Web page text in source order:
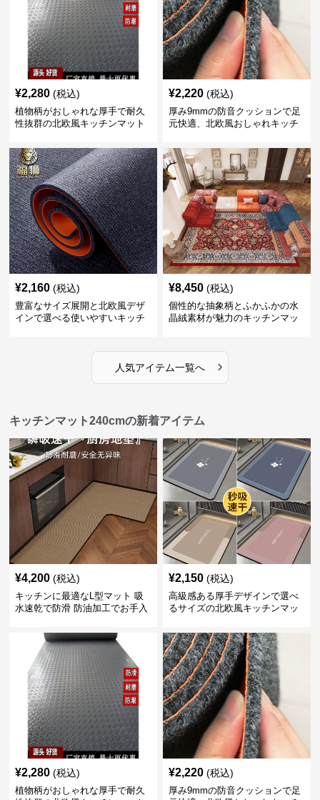
¥2,280 (税込)
植物柄がおしゃれな厚手で耐久
性抜群の北欧風キッチンマット
¥2,220 (税込)
厚み9mmの防音クッションで足
元快適、北欧風おしゃれキッチ
¥2,160 (税込)
豊富なサイズ展開と北欧風デザ
インで選べる使いやすいキッチ
¥8,450 (税込)
個性的な抽象柄とふかふかの水
晶絨素材が魅力のキッチンマッ
人気アイテム一覧へ ›
キッチンマット240cmの新着アイテム
¥4,200 (税込)
キッチンに最適なL型マット 吸
水速乾で防滑 防油加工でお手入
¥2,150 (税込)
高級感ある厚手デザインで選べ
るサイズの北欧風キッチンマッ
¥2,280 (税込)
植物柄がおしゃれな厚手で耐久
¥2,220 (税込)
厚み9mmの防音クッションで足